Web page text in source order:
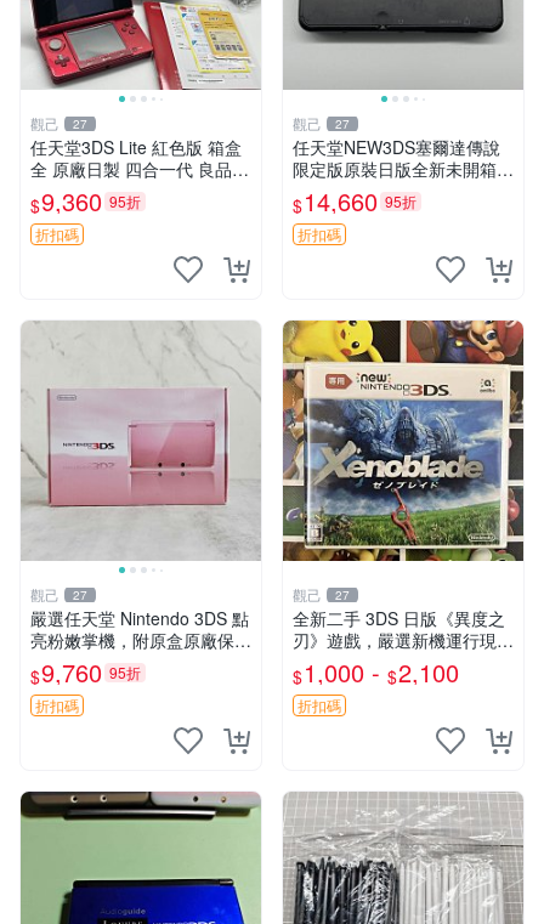
觀己 27
任天堂3DS Lite 紅色版 箱盒
全 原廠日製 四合一代 良品狀
態 功能完備 輕微刮痕 屏幕清
淨如初 配原裝手寫筆 充電器
齊 氣質未損 32GB可選
$9,360 95折
折扣碼
觀己 27
任天堂NEW3DS塞爾達傳說
限定版原裝日版全新未開箱
搖桿攝像頭3D功能完好 塞爾
達傳說 新3DS 日版 完整套件
95新 任天堂 NEW3DS 塞爾
$14,660 95折
折扣碼
觀己 27
嚴選任天堂 Nintendo 3DS 點
亮粉嫩掌機，附原盒原廠保單
推薦收藏 3DS 老小三 日系原
裝 測試動作品 DS遊戲卡帶
$9,760 95折
折扣碼
觀己 27
全新二手 3DS 日版《異度之
刃》遊戲，嚴選新機運行現貨
新世代3DS 游戲機 測試無誤
測試機
$1,000 - $2,100
折扣碼